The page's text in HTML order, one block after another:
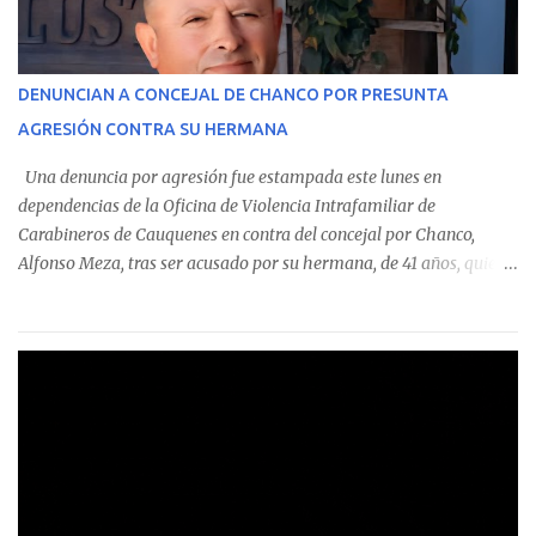
identificó a cuatro funcionarios involucrados en este tipo de
operaciones. Asimismo, se precisa que uno de los casos
corresponde a un funcionario de la Municipalidad de Chanco,
detectaron incumplimientos a la normativa vigente. El informe
precisa que la mayor cantidad de dinero apostado se registró en
Talca, donde...
DENUNCIAN A CONCEJAL DE CHANCO POR PRESUNTA
AGRESIÓN CONTRA SU HERMANA
Una denuncia por agresión fue estampada este lunes en
dependencias de la Oficina de Violencia Intrafamiliar de
Carabineros de Cauquenes en contra del concejal por Chanco,
Alfonso Meza, tras ser acusado por su hermana, de 41 años, quien
relató que los hechos ocurrieron cerca de las 11:30 horas en el